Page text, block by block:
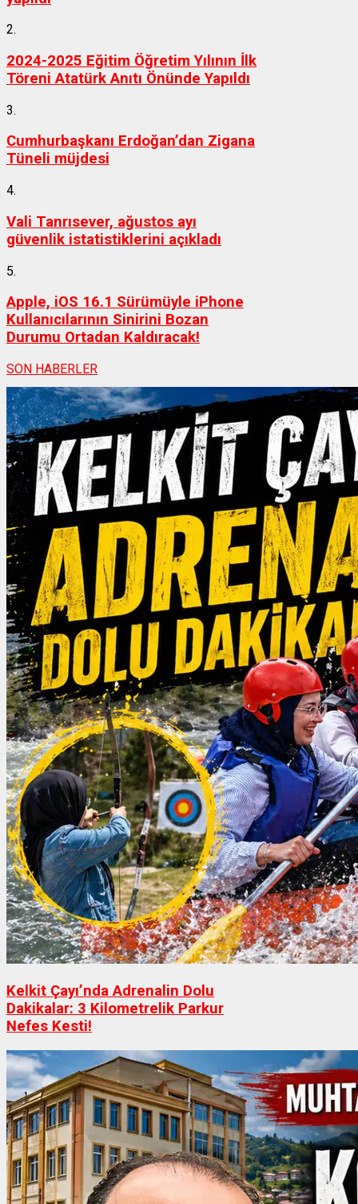
2.
2024-2025 Eğitim Öğretim Yılının İlk
Töreni Atatürk Anıtı Önünde Yapıldı
3.
Cumhurbaşkanı Erdoğan’dan Zigana
Tüneli müjdesi
4.
Vali Tanrısever, ağustos ayı
güvenlik istatistiklerini açıkladı
5.
Apple, iOS 16.1 Sürümüyle iPhone
Kullanıcılarının Sinirini Bozan
Durumu Ortadan Kaldıracak!
SON HABERLER
Kelkit Çayı’nda Adrenalin Dolu
Dakikalar: 3 Kilometrelik Parkur
Nefes Kesti!